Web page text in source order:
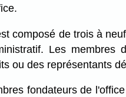
composé de trois à
Les membres
ou des représentants
fondateurs de